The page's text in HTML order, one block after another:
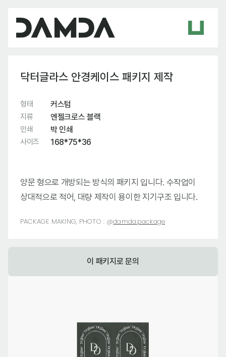
닥터글라스 안경케이스 패키지 제작
형태 커스텀
지류 엔젤크로스 블랙
인쇄 박 인쇄
사이즈 168*75*36
양문 형으로 개방되는 방식의 패키지 입니다. 수작업이
상대적으로 적어, 대량 제작이 용이한 지기구조 입니다.
PACKAGE MAKING, PHOTO : @damda.package
이 패키지로 문의